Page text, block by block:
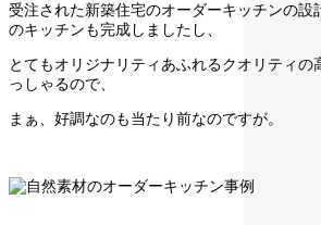
受注された新築住宅のオーダーキッチンの設
のキッチンも完成しましたし、
とてもオリジナリティあふれるクオリティの
っしゃるので、
まぁ、好調なのも当たり前なのですが。